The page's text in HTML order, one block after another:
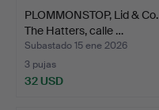
PLOMMONSTOP, Lid & Co.
The Hatters, calle …
Subastado 15 ene 2026
3 pujas
32 USD